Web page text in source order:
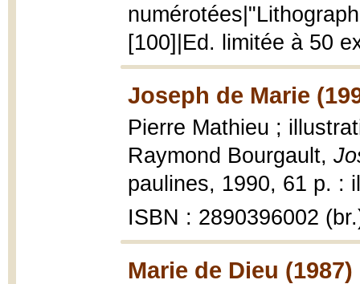
[100]|Ed. limitée à 50
Joseph de Marie
Pierre Mathieu ;
Raymond Bourgault,
paulines, 1990, 61 p. :
ISBN : 2890396002
Marie de Dieu (1987)